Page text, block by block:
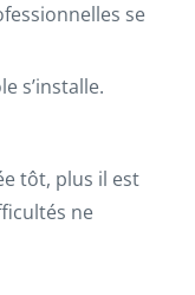
se
s’installe.
tôt, plus il est
ne